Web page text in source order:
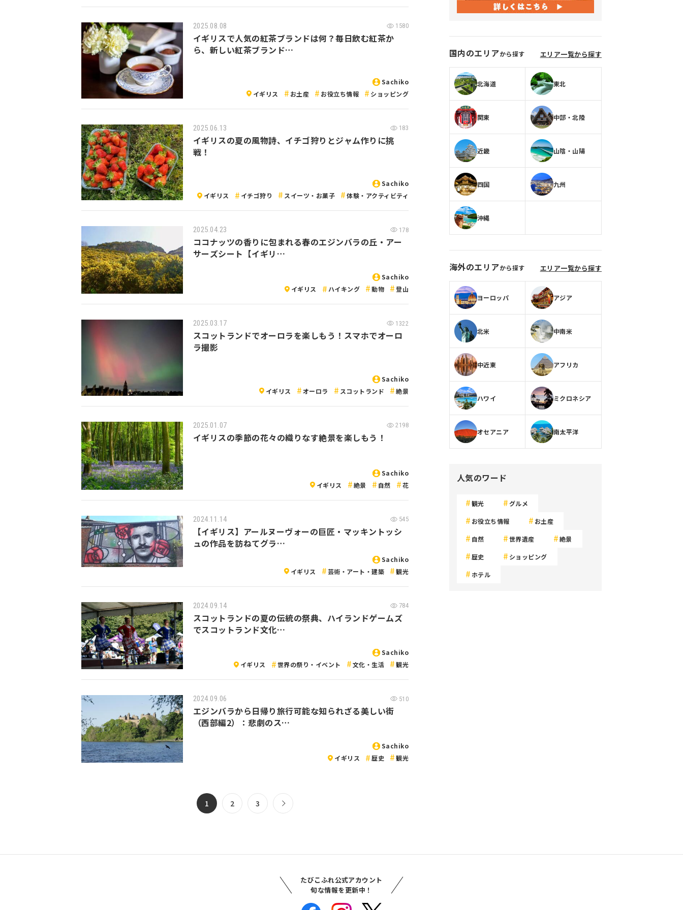
2025.08.08 1580
イギリスで人気の紅茶ブランドは何？毎日飲む紅茶か
ら、新しい紅茶ブランド…
Sachiko
イギリス
お土産 お役立ち情報 ショッピング
2025.06.13 183
イギリスの夏の風物詩、イチゴ狩りとジャム作りに挑
戦！
Sachiko
イギリス
イチゴ狩り スイーツ・お菓子 体験・アクティビティ
2025.04.23 178
ココナッツの香りに包まれる春のエジンバラの丘・アー
サーズシート【イギリ…
Sachiko
イギリス
ハイキング 動物 登山
2025.03.17 1322
スコットランドでオーロラを楽しもう！スマホでオーロ
ラ撮影
Sachiko
イギリス
オーロラ スコットランド 絶景
2025.01.07 2198
イギリスの季節の花々の織りなす絶景を楽しもう！
Sachiko
イギリス
絶景 自然 花
2024.11.14 545
【イギリス】アールヌーヴォーの巨匠・マッキントッシ
ュの作品を訪ねてグラ…
Sachiko
イギリス
芸術・アート・建築 観光
2024.09.14 784
スコットランドの夏の伝統の祭典、ハイランドゲームズ
でスコットランド文化…
Sachiko
イギリス
世界の祭り・イベント 文化・生活 観光
2024.09.06 510
エジンバラから日帰り旅行可能な知られざる美しい街
（西部編2）：悲劇のス…
Sachiko
イギリス
歴史 観光
1 2 3
国内のエリアから探す エリア一覧から探す
北海道 東北
関東 中部・北陸
近畿 山陰・山陽
四国 九州
沖縄
海外のエリアから探す エリア一覧から探す
ヨーロッパ アジア
北米 中南米
中近東 アフリカ
ハワイ ミクロネシア
オセアニア 南太平洋
人気のワード
観光 グルメ
お役立ち情報 お土産
自然 世界遺産 絶景
歴史 ショッピング
ホテル
たびこふれ公式アカウント
旬な情報を更新中！